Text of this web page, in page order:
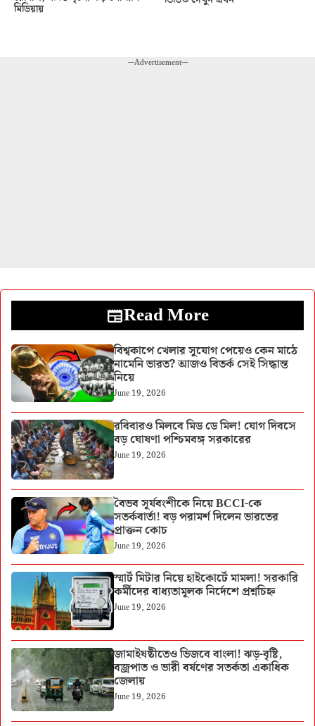
মিডিয়ায়
---Advertisement---
Read More
বিশ্বকাপে খেলার সুযোগ পেয়েও কেন মাঠে
নামেনি ভারত? আজও বিতর্ক সেই সিদ্ধান্ত
নিয়ে
June 19, 2026
রবিবারও মিলবে মিড ডে মিল! যোগ দিবসে
বড় ঘোষণা পশ্চিমবঙ্গ সরকারের
June 19, 2026
বৈভব সূর্যবংশীকে নিয়ে BCCI-কে
সতর্কবার্তা! বড় পরামর্শ দিলেন ভারতের
প্রাক্তন কোচ
June 19, 2026
স্মার্ট মিটার নিয়ে হাইকোর্টে মামলা! সরকারি
কর্মীদের বাধ্যতামূলক নির্দেশে প্রশ্নচিহ্ন
June 19, 2026
জামাইষষ্ঠীতেও ভিজবে বাংলা! ঝড়-বৃষ্টি,
বজ্রপাত ও ভারী বর্ষণের সতর্কতা একাধিক
জেলায়
June 19, 2026